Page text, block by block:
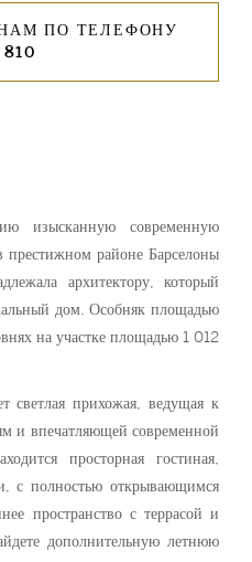
ПО ТЕЛЕФОНУ
изысканную современную
районе Барселоны
архитектору, который
дом. Особняк площадью
на участке площадью 1 012
светлая прихожая, ведущая к
и впечатляющей современной
просторная гостиная,
с полностью открывающимся
пространство с террасой и
дополнительную летнюю